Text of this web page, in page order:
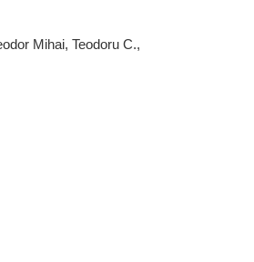
Mihai, Teodoru C.,